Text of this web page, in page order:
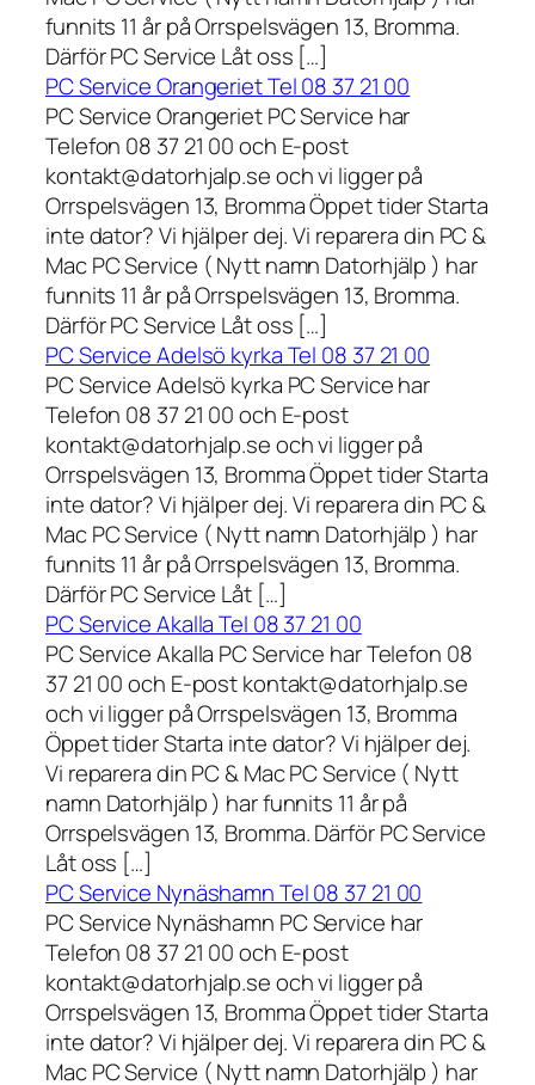
funnits 11 år på Orrspelsvägen 13, Bromma.
Därför PC Service Låt oss […]
PC Service Orangeriet Tel 08 37 21 00
PC Service Orangeriet PC Service har
Telefon 08 37 21 00 och E-post
kontakt@datorhjalp.se och vi ligger på
Orrspelsvägen 13, Bromma Öppet tider Starta
inte dator? Vi hjälper dej. Vi reparera din PC &
Mac PC Service ( Nytt namn Datorhjälp ) har
funnits 11 år på Orrspelsvägen 13, Bromma.
Därför PC Service Låt oss […]
PC Service Adelsö kyrka Tel 08 37 21 00
PC Service Adelsö kyrka PC Service har
Telefon 08 37 21 00 och E-post
kontakt@datorhjalp.se och vi ligger på
Orrspelsvägen 13, Bromma Öppet tider Starta
inte dator? Vi hjälper dej. Vi reparera din PC &
Mac PC Service ( Nytt namn Datorhjälp ) har
funnits 11 år på Orrspelsvägen 13, Bromma.
Därför PC Service Låt […]
PC Service Akalla Tel 08 37 21 00
PC Service Akalla PC Service har Telefon 08
37 21 00 och E-post kontakt@datorhjalp.se
och vi ligger på Orrspelsvägen 13, Bromma
Öppet tider Starta inte dator? Vi hjälper dej.
Vi reparera din PC & Mac PC Service ( Nytt
namn Datorhjälp ) har funnits 11 år på
Orrspelsvägen 13, Bromma. Därför PC Service
Låt oss […]
PC Service Nynäshamn Tel 08 37 21 00
PC Service Nynäshamn PC Service har
Telefon 08 37 21 00 och E-post
kontakt@datorhjalp.se och vi ligger på
Orrspelsvägen 13, Bromma Öppet tider Starta
inte dator? Vi hjälper dej. Vi reparera din PC &
Mac PC Service ( Nytt namn Datorhjälp ) har